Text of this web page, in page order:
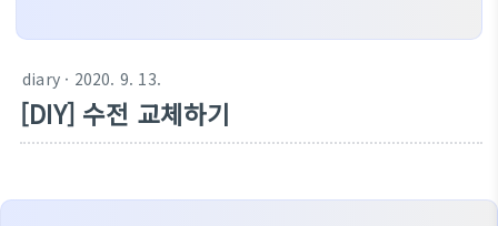
diary · 2020. 9. 13.
[DIY] 수전 교체하기